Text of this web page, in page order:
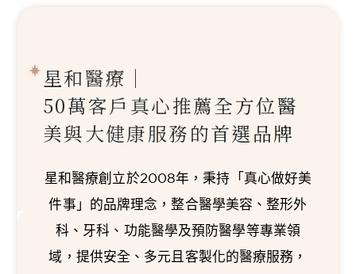
星和醫療｜
50萬客戶真心推薦全方位醫
美與大健康服務的首選品牌
星和醫療創立於2008年，秉持「真心做好美
件事」的品牌理念，整合醫學美容、整形外
科、牙科、功能醫學及預防醫學等專業領
域，提供安全、多元且客製化的醫療服務，